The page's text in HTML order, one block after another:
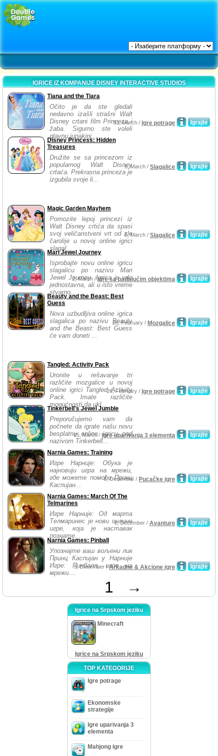
IGRICE IZ KOMPANIJE DISNEY INTERACTIVE STUDIOS
Tiana and the Tiara
Očito je da ste gledali
nedavno izašli strašni Walt
Disney crtani film Princeza i
žaba. Sigurno ste voleli
glavnu junakinj...
Igrajte
31, March / Igre potrage
Disney Princess: Hidden
Treasures
Družite se sa princezom iz
popularnog Walt Disney
crtaća. Prekrasna princeza je
izgubila svoje li...
Igrajte
6, March / Slagalice
Magic Garden Mayhem
Pomozite lepoj princezi iz
Walt Disney crtića da spasi
svoj veličanstveni vrt od zle
čarolije u novoj online igrici
slagal...
Igrajte
5, March / Slagalice
Mari Jewel Journey
Isprobajte novu online igricu
slagalicu po nazivu Mari
Jewel Journey. Igrica je vrlo
jednostavna, ali u isto vreme
stvarno...
Igrajte
2, March /Igre sa padajućim objektima
Beauty and the Beast: Best
Guess
Nova uzbudljiva online igrica
slagalica po nazivu Beauty
and the Beast: Best Guess
će vam doneti ...
Igrajte
28, February / Mozgalice
Tangled: Activity Pack
Uronite u rešavanje tri
različite mozgalice u novoj
online igrici Tangled Activity
Pack. Imate različite
mogućnosti da ukl...
Igrajte
26, February / Igre potrage
Tinkerbell's Jewel Jumble
Preporučujemo vam da
počnete da igrate našu novu
besplatnu online igricu pod
nazivom Tinkerbell...
Igrajte
15, March / Igre uparivanja 3 elementa
Narnia Games: Training
Игре Нарније: Обука је
најновији игра на мрежи,
где можете помоћи Принц
Каспијан...
Igrajte
8, December / Pucačke igre
Narnia Games: March Of The
Telmarines
Игре Нарније: Од марта
Телмаринес је нови онлине
игре, која је наставак
познате...
Igrajte
6, December / Avanture
Narnia Games: Pinball
Упознајте ваш вољени лик
Принц Каспијан у Нарније
Игре: Пинбалл, игре на
мрежи....
Igrajte
5, December /Arkadne & Akcione igre
1 →
Igrice na Srpskom jeziku
Minecraft
Igrice na Srpskom jeziku
TOP KATEGORIJE
Igre potrage
Ekonomske
strategije
Igre uparivanja 3
elementa
Mahjong igre